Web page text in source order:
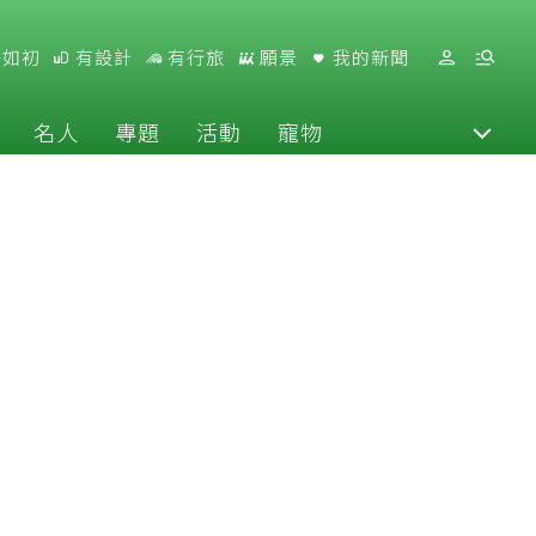
初 有設計 有行旅 願景 我的新聞
名人 專題 活動 寵物